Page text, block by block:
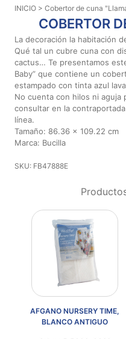
Aviso De
Privacidad
2026
Para
Bordar
INICIO > Cobertor de cuna
COBERTOR
La decoración la habitación
Qué tal un cubre cuna con
cactus… Te presentamos
Baby” que contiene un
estampado con tinta azul
No cuenta con hilos ni aguja
consultar en la
línea.
Tamaño: 86.36 x 109.22 cm
Marca: Bucilla
SKU: FB47888E
AFGANO NURSERY TIME,
BLANCO ANTIGUO